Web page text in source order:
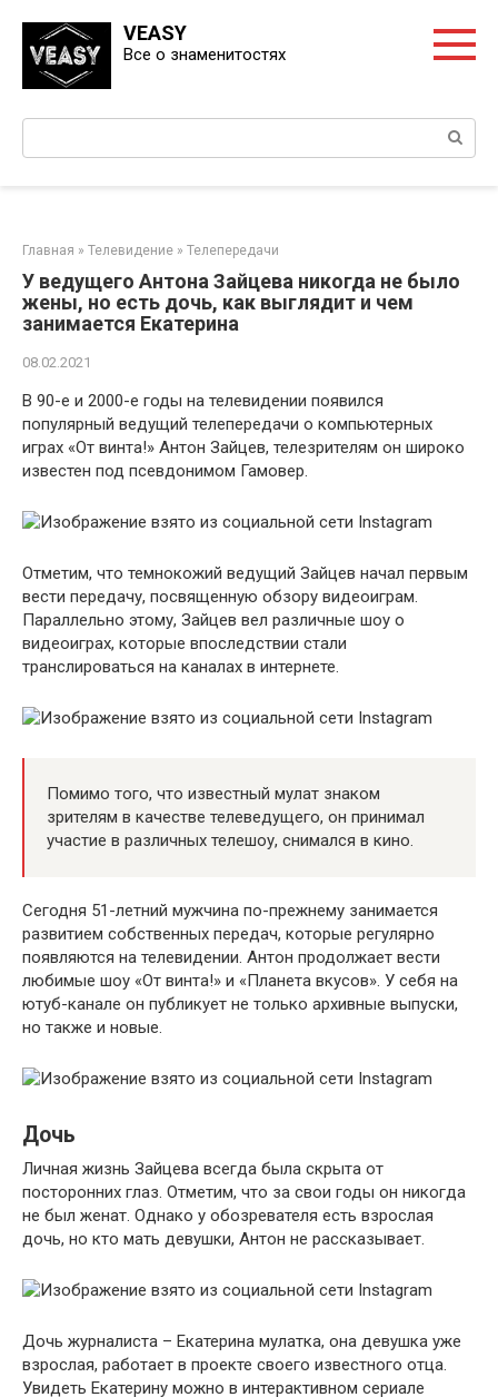
контенту
VEASY
Все о знаменитостях
Главная » Телевидение » Телепередачи
У ведущего Антона Зайцева никогда не было
жены, но есть дочь, как выглядит и чем
занимается Екатерина
08.02.2021
В 90-е и 2000-е годы на телевидении появился
популярный ведущий телепередачи о компьютерных
играх «От винта!» Антон Зайцев, телезрителям он широко
известен под псевдонимом Гамовер.
Отметим, что темнокожий ведущий Зайцев начал первым
вести передачу, посвященную обзору видеоиграм.
Параллельно этому, Зайцев вел различные шоу о
видеоиграх, которые впоследствии стали
транслироваться на каналах в интернете.
Помимо того, что известный мулат знаком
зрителям в качестве телеведущего, он принимал
участие в различных телешоу, снимался в кино.
Сегодня 51-летний мужчина по-прежнему занимается
развитием собственных передач, которые регулярно
появляются на телевидении. Антон продолжает вести
любимые шоу «От винта!» и «Планета вкусов». У себя на
ютуб-канале он публикует не только архивные выпуски,
но также и новые.
Дочь
Личная жизнь Зайцева всегда была скрыта от
посторонних глаз. Отметим, что за свои годы он никогда
не был женат. Однако у обозревателя есть взрослая
дочь, но кто мать девушки, Антон не рассказывает.
Дочь журналиста – Екатерина мулатка, она девушка уже
взрослая, работает в проекте своего известного отца.
Увидеть Екатерину можно в интерактивном сериале